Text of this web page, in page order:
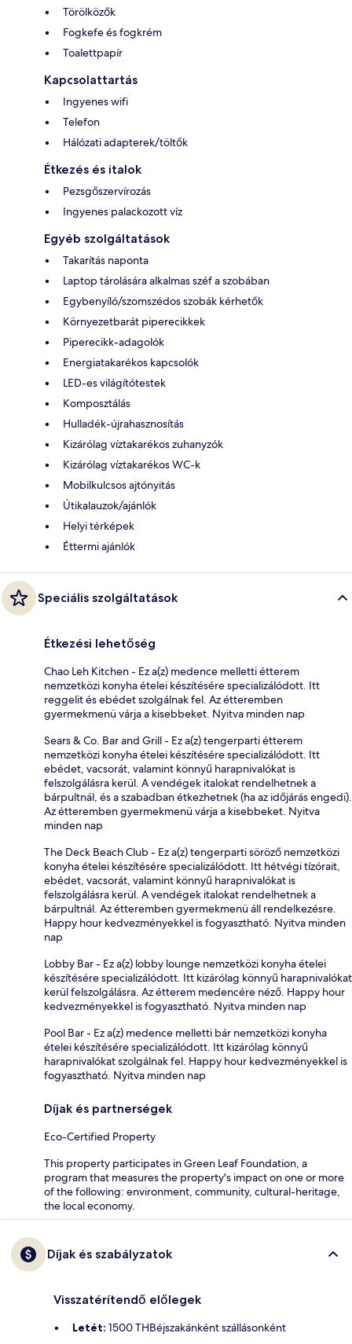
Törölközők
Fogkefe és fogkrém
Toalettpapír
Kapcsolattartás
Ingyenes wifi
Telefon
Hálózati adapterek/töltők
Étkezés és italok
Pezsgőszervírozás
Ingyenes palackozott víz
Egyéb szolgáltatások
Takarítás naponta
Laptop tárolására alkalmas széf a szobában
Egybenyíló/szomszédos szobák kérhetők
Környezetbarát piperecikkek
Piperecikk-adagolók
Energiatakarékos kapcsolók
LED-es világítótestek
Komposztálás
Hulladék-újrahasznosítás
Kizárólag víztakarékos zuhanyzók
Kizárólag víztakarékos WC-k
Mobilkulcsos ajtónyitás
Útikalauzok/ajánlók
Helyi térképek
Éttermi ajánlók
Speciális szolgáltatások
Étkezési lehetőség
Chao Leh Kitchen - Ez a(z) medence melletti étterem
nemzetközi konyha ételei készítésére specializálódott. Itt
reggelit és ebédet szolgálnak fel. Az étteremben
gyermekmenü várja a kisebbeket. Nyitva minden nap
Sears & Co. Bar and Grill - Ez a(z) tengerparti étterem
nemzetközi konyha ételei készítésére specializálódott. Itt
ebédet, vacsorát, valamint könnyű harapnivalókat is
felszolgálásra kerül. A vendégek italokat rendelhetnek a
bárpultnál, és a szabadban étkezhetnek (ha az időjárás engedi).
Az étteremben gyermekmenü várja a kisebbeket. Nyitva
minden nap
The Deck Beach Club - Ez a(z) tengerparti söröző nemzetközi
konyha ételei készítésére specializálódott. Itt hétvégi tízórait,
ebédet, vacsorát, valamint könnyű harapnivalókat is
felszolgálásra kerül. A vendégek italokat rendelhetnek a
bárpultnál. Az étteremben gyermekmenü áll rendelkezésre.
Happy hour kedvezményekkel is fogyasztható. Nyitva minden
nap
Lobby Bar - Ez a(z) lobby lounge nemzetközi konyha ételei
készítésére specializálódott. Itt kizárólag könnyű harapnivalókat
kerül felszolgálásra. Az étterem medencére néző. Happy hour
kedvezményekkel is fogyasztható. Nyitva minden nap
Pool Bar - Ez a(z) medence melletti bár nemzetközi konyha
ételei készítésére specializálódott. Itt kizárólag könnyű
harapnivalókat szolgálnak fel. Happy hour kedvezményekkel is
fogyasztható. Nyitva minden nap
Díjak és partnerségek
Eco-Certified Property
This property participates in Green Leaf Foundation, a
program that measures the property's impact on one or more
of the following: environment, community, cultural-heritage,
the local economy.
Díjak és szabályzatok
Visszatérítendő előlegek
Letét: 1500 THBéjszakánként szállásonként